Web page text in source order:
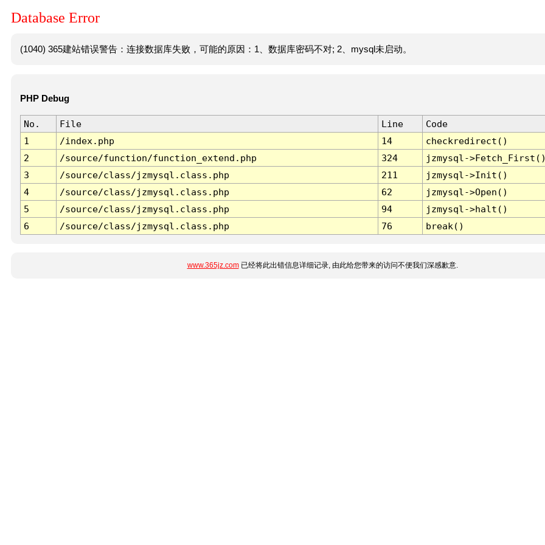
Database Error
(1040) 365建站错误警告：连接数据库失败，可能的原因：1、数据库密码不对; 2、mysql未启动。
PHP Debug
No. File Line
Code
1
/index.php 14
checkredirect()
2
/source/function/function_extend.php 324
jzmysql-
3
/source/class/jzmysql.class.php 211
jzmysql->Init()
4
/source/class/jzmysql.class.php 62
jzmysql->Open()
5
/source/class/jzmysql.class.php 94
jzmysql->halt()
6
/source/class/jzmysql.class.php 76 break()
www.365jz.com已经将此出错信息详细记录, 由此给您带来的访问不便我们深感歉意.